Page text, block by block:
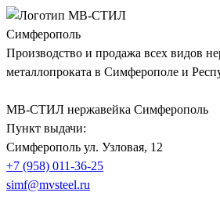
Производство и продажа всех видов
металлопроката в Симферополе и
МВ-СТИЛ нержавейка Симферополь
Пункт выдачи:
Симферополь ул. Узловая, 12
+7 (958) 011-36-25
simf@mvsteel.ru